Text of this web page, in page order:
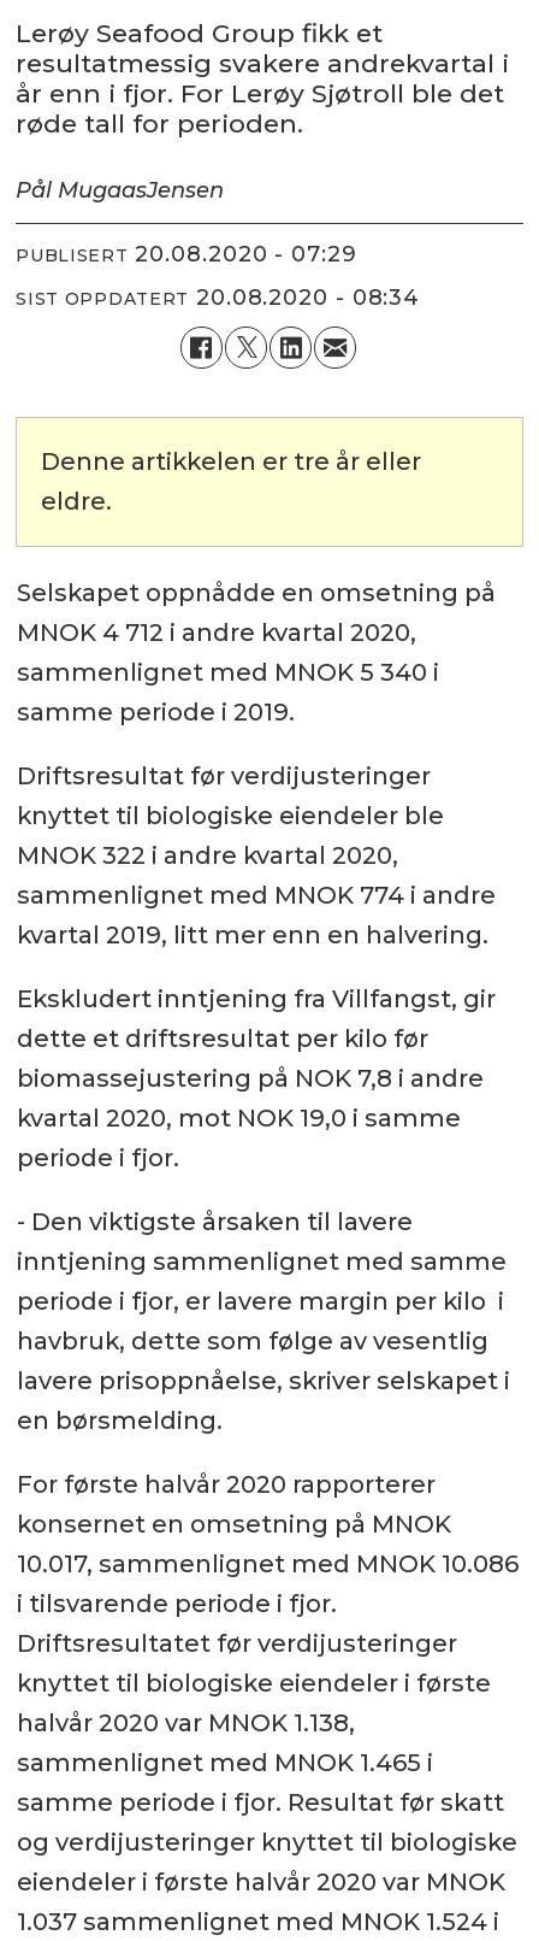
Lerøy Seafood Group fikk et
resultatmessig svakere andrekvartal i
år enn i fjor. For Lerøy Sjøtroll ble det
røde tall for perioden.
Pål MugaasJensen
PUBLISERT 20.08.2020 - 07:29
SIST OPPDATERT 20.08.2020 - 08:34
Denne artikkelen er tre år eller
eldre.
Selskapet oppnådde en omsetning på
MNOK 4 712 i andre kvartal 2020,
sammenlignet med MNOK 5 340 i
samme periode i 2019.
Driftsresultat før verdijusteringer
knyttet til biologiske eiendeler ble
MNOK 322 i andre kvartal 2020,
sammenlignet med MNOK 774 i andre
kvartal 2019, litt mer enn en halvering.
Ekskludert inntjening fra Villfangst, gir
dette et driftsresultat per kilo før
biomassejustering på NOK 7,8 i andre
kvartal 2020, mot NOK 19,0 i samme
periode i fjor.
- Den viktigste årsaken til lavere
inntjening sammenlignet med samme
periode i fjor, er lavere margin per kilo i
havbruk, dette som følge av vesentlig
lavere prisoppnåelse, skriver selskapet i
en børsmelding.
For første halvår 2020 rapporterer
konsernet en omsetning på MNOK
10.017, sammenlignet med MNOK 10.086
i tilsvarende periode i fjor.
Driftsresultatet før verdijusteringer
knyttet til biologiske eiendeler i første
halvår 2020 var MNOK 1.138,
sammenlignet med MNOK 1.465 i
samme periode i fjor. Resultat før skatt
og verdijusteringer knyttet til biologiske
eiendeler i første halvår 2020 var MNOK
1.037 sammenlignet med MNOK 1.524 i